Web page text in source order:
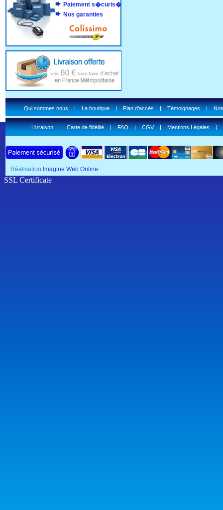
Paiement s�curis�
Nos garanties
Qui sommes nous|La boutique|Plan d'accès|Témoignages|
Livraison|Carte de fidélité|FAQ|CGV|Mentions Légales|
Réalisation Imagine Web Online
SSL Certificate